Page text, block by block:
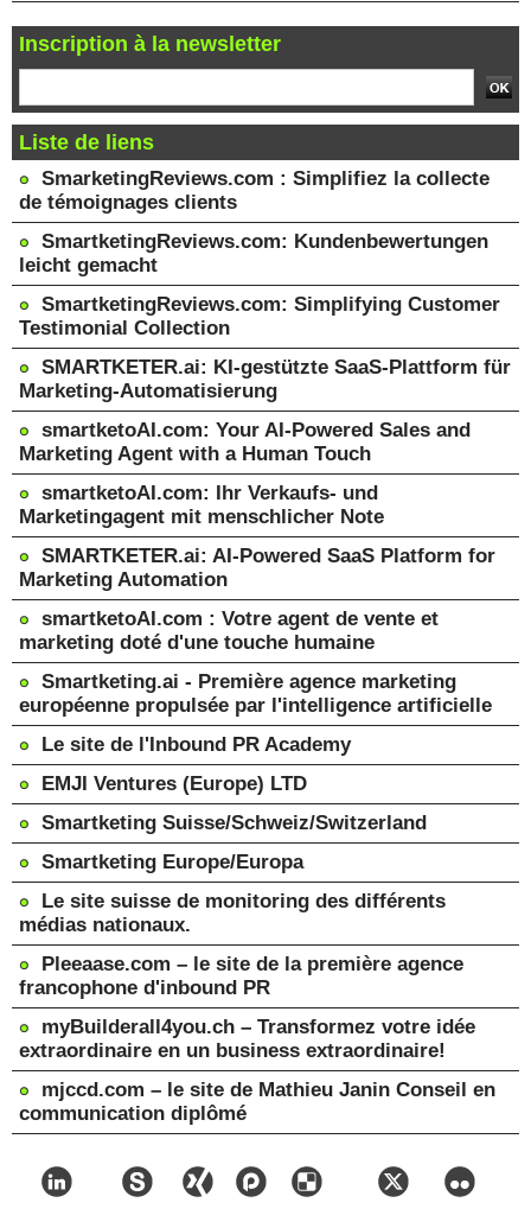
Inscription à la newsletter
Liste de liens
SmarketingReviews.com : Simplifiez la collecte
de témoignages clients
SmartketingReviews.com: Kundenbewertungen
leicht gemacht
SmartketingReviews.com: Simplifying Customer
Testimonial Collection
SMARTKETER.ai: KI-gestützte SaaS-Plattform für
Marketing-Automatisierung
smartketoAI.com: Your AI-Powered Sales and
Marketing Agent with a Human Touch
smartketoAI.com: Ihr Verkaufs- und
Marketingagent mit menschlicher Note
SMARTKETER.ai: AI-Powered SaaS Platform for
Marketing Automation
smartketoAI.com : Votre agent de vente et
marketing doté d'une touche humaine
Smartketing.ai - Première agence marketing
européenne propulsée par l'intelligence artificielle
Le site de l'Inbound PR Academy
EMJI Ventures (Europe) LTD
Smartketing Suisse/Schweiz/Switzerland
Smartketing Europe/Europa
Le site suisse de monitoring des différents
médias nationaux.
Pleeaase.com – le site de la première agence
francophone d'inbound PR
myBuilderall4you.ch – Transformez votre idée
extraordinaire en un business extraordinaire!
mjccd.com – le site de Mathieu Janin Conseil en
communication diplômé